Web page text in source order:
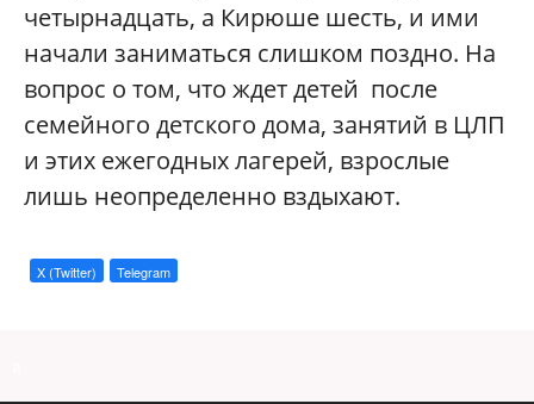
четырнадцать, а Кирюше шесть, и ими
начали заниматься слишком поздно. На
вопрос о том, что ждет детей после
семейного детского дома, занятий в ЦЛП
и этих ежегодных лагерей, взрослые
лишь неопределенно вздыхают.
X (Twitter) Telegram